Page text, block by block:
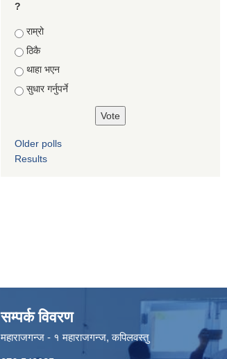
?
Choices
राम्रो
ठिकै
थाहा भएन
सुधार गर्नुपर्ने
Older polls
Results
सम्पर्क विवरण
महाराजगन्ज - १ महाराजगन्ज, कपिलवस्तु